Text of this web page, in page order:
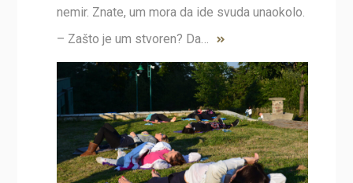
nemir. Znate, um mora da ide svuda unaokolo.
– Zašto je um stvoren? Da…